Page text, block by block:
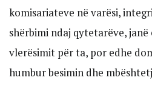
komisariateve në varësi,
shërbimi ndaj qytetarëve,
vlerësimit për ta, por edhe
humbur besimin dhe